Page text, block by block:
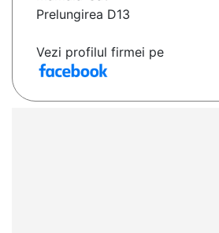
Prelungirea D13
Vezi profilul firmei pe